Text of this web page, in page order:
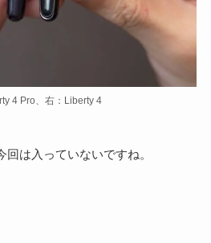
4 Pro、右：Liberty 4
回は入っていないですね。